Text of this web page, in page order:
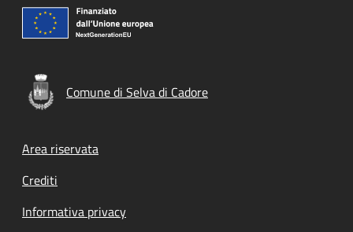
Comune di Selva di Cadore
Footer menu
Area riservata
Crediti
Informativa privacy